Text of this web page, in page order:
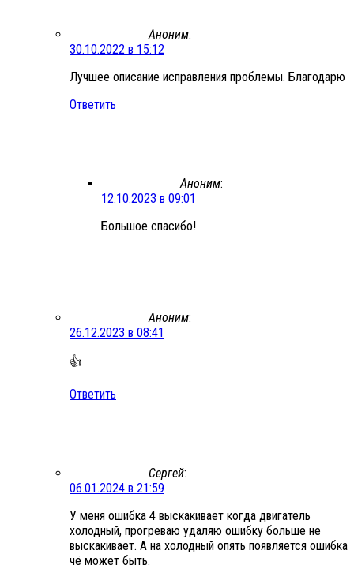
Аноним:
30.10.2022 в 15:12
Лучшее описание исправления проблемы. Благодарю
Ответить
Аноним:
12.10.2023 в 09:01
Большое спасибо!
Аноним:
26.12.2023 в 08:41
👍
Ответить
Сергей:
06.01.2024 в 21:59
У меня ошибка 4 выскакивает когда двигатель
холодный, прогреваю удаляю ошибку больше не
выскакивает. А на холодный опять появляется ошибка
чё может быть.